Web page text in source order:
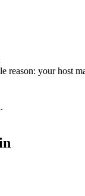
reason: your host